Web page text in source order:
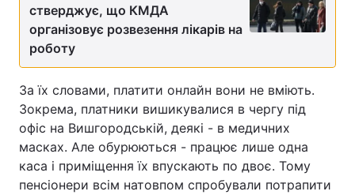
Тема оформлення
стверджує, що КМДА
організовує розвезення лікарів на
роботу
За їх словами, платити онлайн вони не вміють.
Зокрема, платники вишикувалися в чергу під
офіс на Вишгородській, деякі - в медичних
масках. Але обурюються - працює лише одна
каса і приміщення їх впускають по двоє. Тому
пенсіонери всім натовпом спробували потрапити